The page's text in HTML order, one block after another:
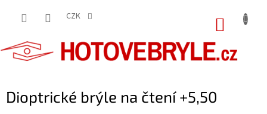
CZK
Dioptrické brýle na čtení +5,50